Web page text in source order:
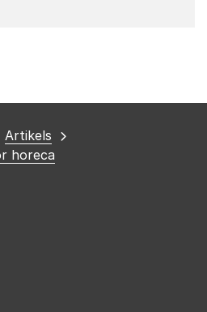
Artikels
horeca